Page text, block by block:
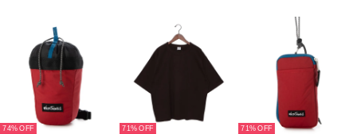
74% 71% 71%